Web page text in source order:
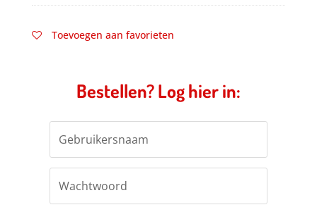
Toevoegen aan favorieten
Bestellen? Log hier in: